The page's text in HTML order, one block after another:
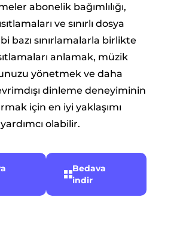
abonelik bağımlılığı,
ve sınırlı dosya
bazı sınırlamalarla birlikte
anlamak, müzik
yönetmek ve daha
dinleme deneyiminin
için en iyi yaklaşımı
olabilir.
Bedava
indir